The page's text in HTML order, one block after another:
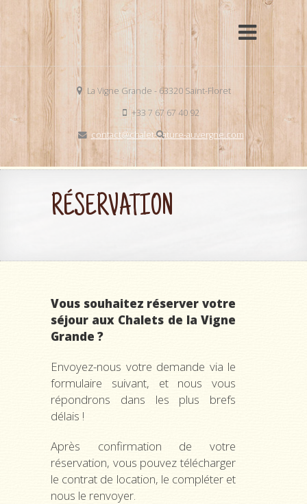
La Vigne Grande - 63320 Saint-Floret
+33 7 67 67 40 92
contact@chalet-nature-auvergne.com
RÉSERVATION
Vous souhaitez réserver votre
séjour aux Chalets de la Vigne
Grande ?
Envoyez-nous votre demande via le
formulaire suivant, et nous vous
répondrons dans les plus brefs
délais !
Après confirmation de votre
réservation, vous pouvez télécharger
le contrat de location, le compléter et
nous le renvoyer.